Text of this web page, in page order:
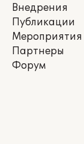
Внедрения
Публикации
Мероприятия
Партнеры
Форум